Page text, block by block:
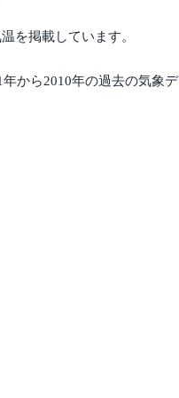
を掲載しています。
年から2010年の過去の気象